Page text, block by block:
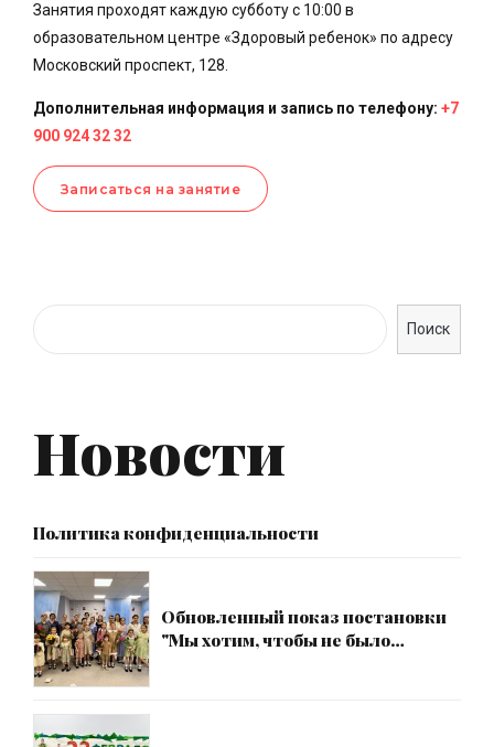
Занятия проходят каждую субботу с 10:00 в
образовательном центре «Здоровый ребенок» по адресу
Московский проспект, 128.
Дополнительная информация и запись по телефону: +7
900 924 32 32
Записаться на занятие
Поиск
Новости
Политика конфиденциальности
Обновленный показ постановки
"Мы хотим, чтобы не было